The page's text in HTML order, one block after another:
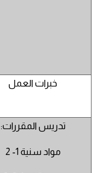
خبرات العمل
تدريس المقررات:
مواد سنية 1- 2